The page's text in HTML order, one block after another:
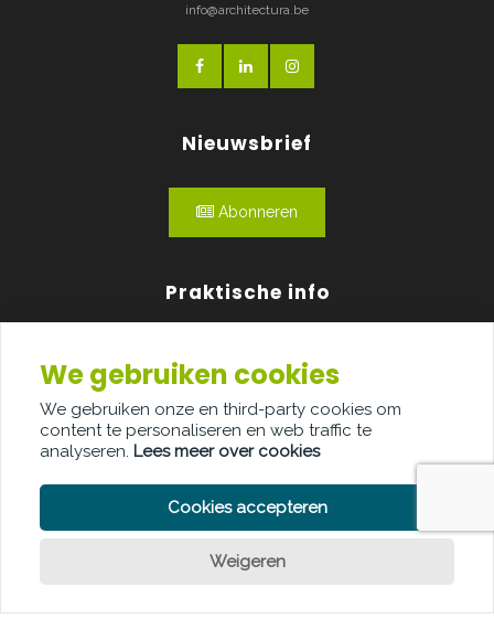
info@architectura.be
Nieuwsbrief
Abonneren
Praktische info
Over ons
Adverteren
Contact
We gebruiken cookies
We gebruiken onze en third-party cookies om
content te personaliseren en web traffic te
analyseren. Lees meer over cookies
Cookies accepteren
Weigeren